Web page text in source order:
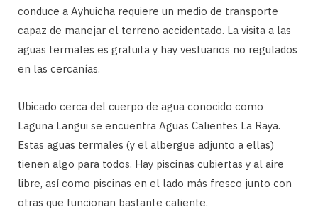
conduce a Ayhuicha requiere un medio de transporte
capaz de manejar el terreno accidentado. La visita a las
aguas termales es gratuita y hay vestuarios no regulados
en las cercanías.
Ubicado cerca del cuerpo de agua conocido como
Laguna Langui se encuentra Aguas Calientes La Raya.
Estas aguas termales (y el albergue adjunto a ellas)
tienen algo para todos. Hay piscinas cubiertas y al aire
libre, así como piscinas en el lado más fresco junto con
otras que funcionan bastante caliente.